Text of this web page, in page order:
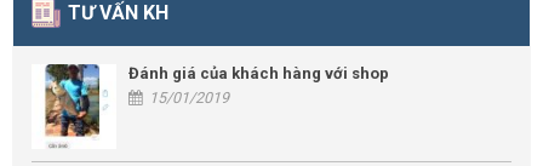
TƯ VẤN KH
Đánh giá của khách hàng với shop
15/01/2019